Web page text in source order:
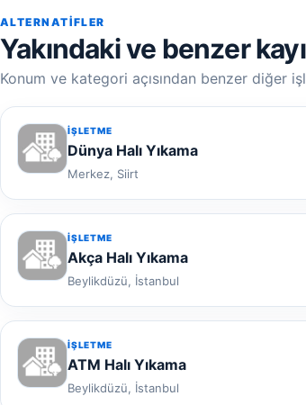
ALTERNATIFLER
Yakındaki ve benzer
Konum ve kategori açısından benzer diğer
İŞLETME
Dünya Halı Yıkama
Merkez, Siirt
İŞLETME
Akça Halı Yıkama
Beylikdüzü, İstanbul
İŞLETME
ATM Halı Yıkama
Beylikdüzü, İstanbul